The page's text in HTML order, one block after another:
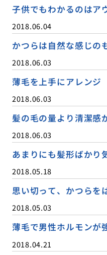
子供でもわかるのはア
2018.06.04
かつらは自然な感じの
2018.06.03
薄毛を上手にアレンジ
2018.06.03
髪の毛の量より清潔感
2018.06.03
あまりにも髪形ばかり
2018.05.18
思い切って、かつらを
2018.05.03
薄毛で男性ホルモンが
2018.04.21